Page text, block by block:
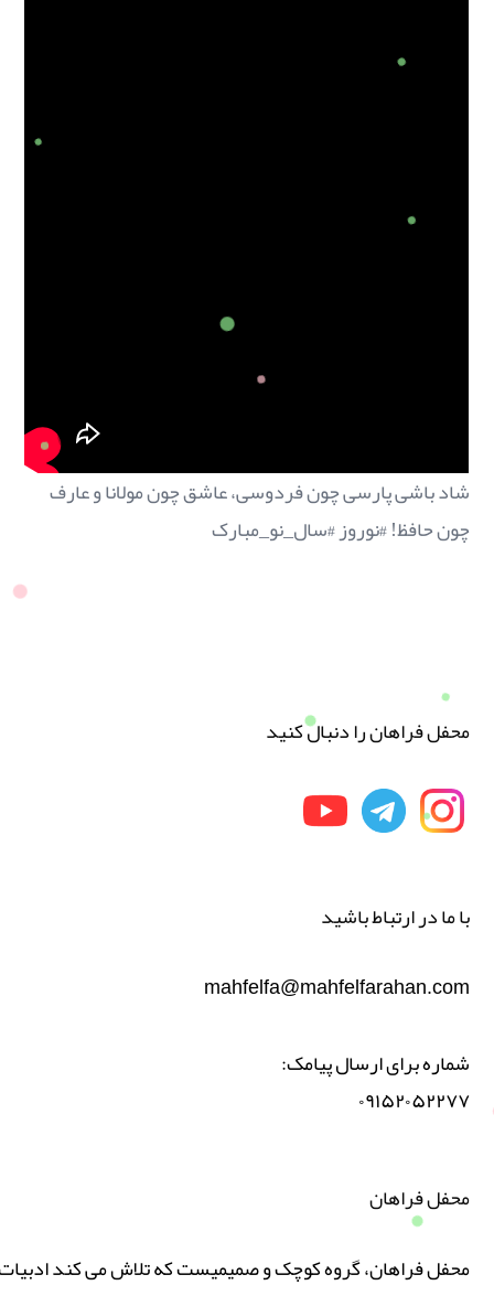
شاد باشی پارسی چون فردوسی، عاشق چون مولانا و عارف
چون حافظ! #نوروز #سال_نو_مبارک
محفل فراهان را دنبال کنید
با ما در ارتباط باشید
mahfelfa@mahfelfarahan.com
شماره برای ارسال پیامک:
۰۹۱۵۲۰۵۲۲۷۷
محفل فراهان
محفل فراهان، گروه کوچک و صمیمیست که تلاش می کند ادبیات